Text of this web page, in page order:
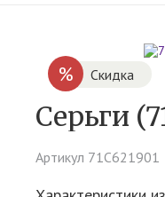
% Скидка
Серьги
Артикул 71С621901